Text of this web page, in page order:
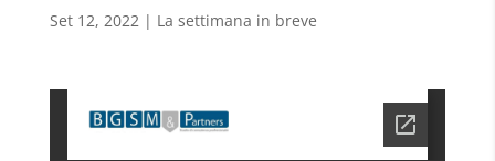
Set 12, 2022| La settimana in breve